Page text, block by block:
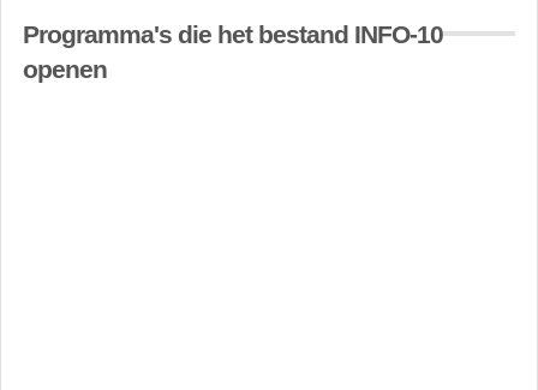
Programma's die het bestand INFO-10
openen